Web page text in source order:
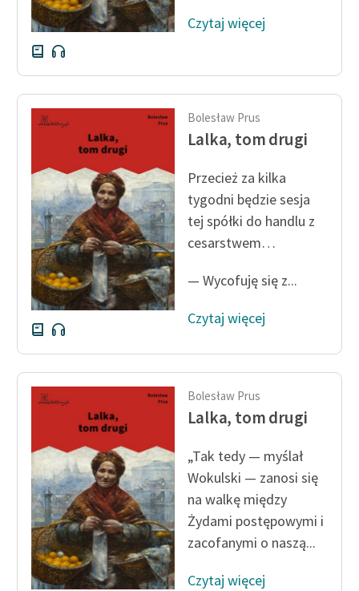
Materiały promocyjne
Polityka prywatności
Regulamin biblioteki
Dane fundacji i
sprawozdania finansowe
Regulamin darowizn
Informacja o treściach
wrażliwych
Deklaracja dostępności
Czytaj więcej
Bolesław Prus
Lalka, tom drugi
Przecież za kilka
tygodni będzie sesja
tej spółki do handlu z
cesarstwem…
— Wycofuję się z...
Czytaj więcej
Bolesław Prus
Lalka, tom drugi
„Tak tedy — myślał
Wokulski — zanosi się
na walkę między
Żydami postępowymi i
zacofanymi o naszą...
Czytaj więcej